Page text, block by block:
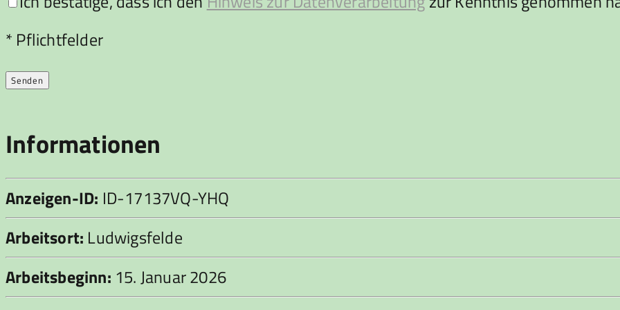
Bitte lasse dieses Feld leer.
* Pflichtfelder
Informationen
Anzeigen-ID: ID-17137VQ-YHQ
Arbeitsort: Ludwigsfelde
Arbeitsbeginn: 15. Januar 2026